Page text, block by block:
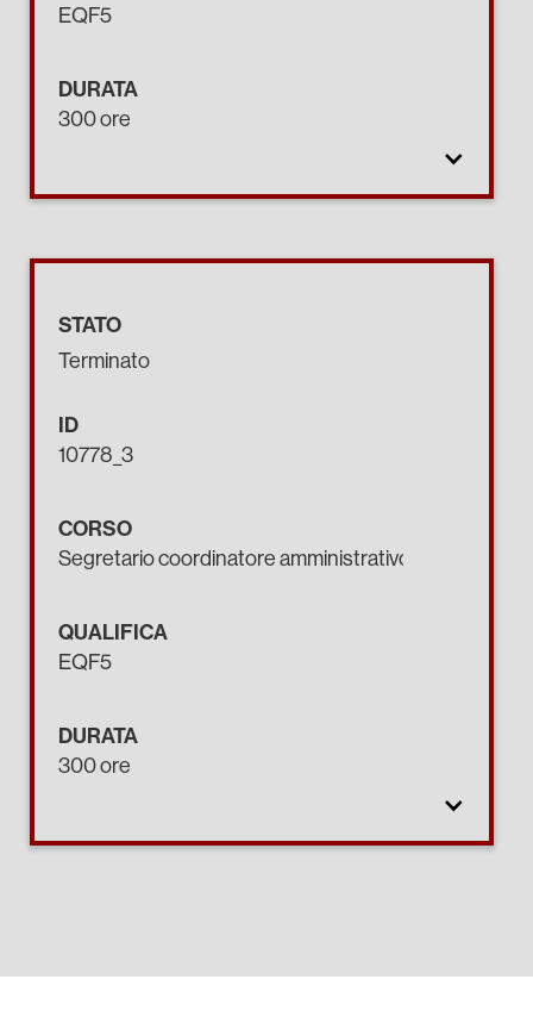
EQF5
DURATA
300 ore
STATO
Terminato
ID
10778_3
CORSO
Segretario coordinatore amministrativo.
QUALIFICA
EQF5
DURATA
300 ore